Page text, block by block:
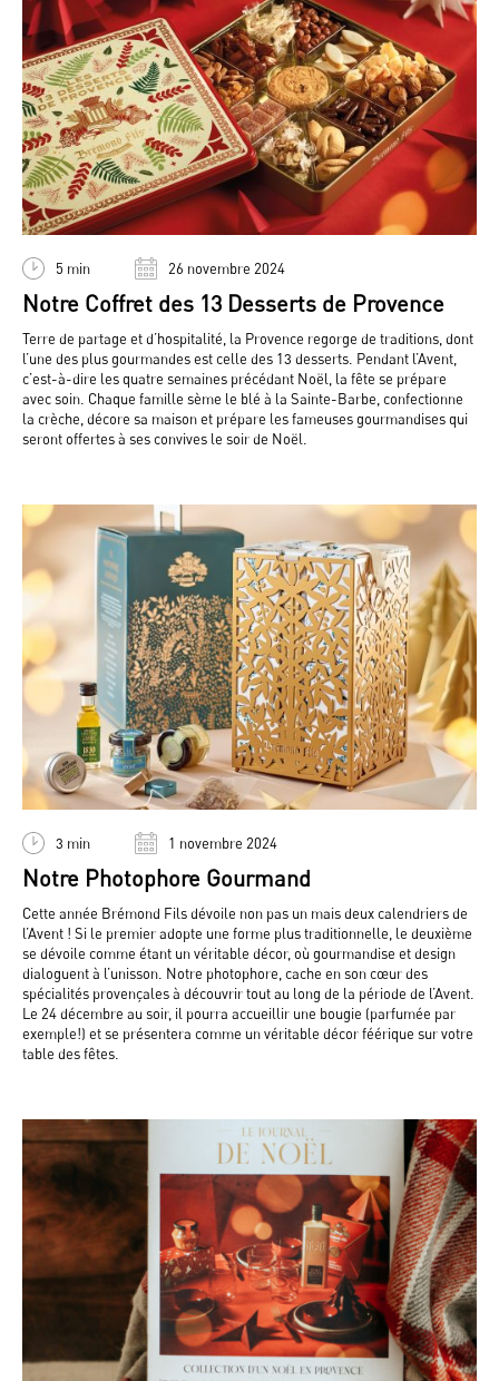
5 min 26 novembre 2024
Notre Coffret des 13 Desserts de Provence
Terre de partage et d’hospitalité, la Provence regorge de traditions, dont
l’une des plus gourmandes est celle des 13 desserts. Pendant l’Avent,
c’est-à-dire les quatre semaines précédant Noël, la fête se prépare
avec soin. Chaque famille sème le blé à la Sainte-Barbe, confectionne
la crèche, décore sa maison et prépare les fameuses gourmandises qui
seront offertes à ses convives le soir de Noël.
3 min 1 novembre 2024
Notre Photophore Gourmand
Cette année Brémond Fils dévoile non pas un mais deux calendriers de
l’Avent ! Si le premier adopte une forme plus traditionnelle, le deuxième
se dévoile comme étant un véritable décor, où gourmandise et design
dialoguent à l’unisson. Notre photophore, cache en son cœur des
spécialités provençales à découvrir tout au long de la période de l’Avent.
Le 24 décembre au soir, il pourra accueillir une bougie (parfumée par
exemple!) et se présentera comme un véritable décor féérique sur votre
table des fêtes.